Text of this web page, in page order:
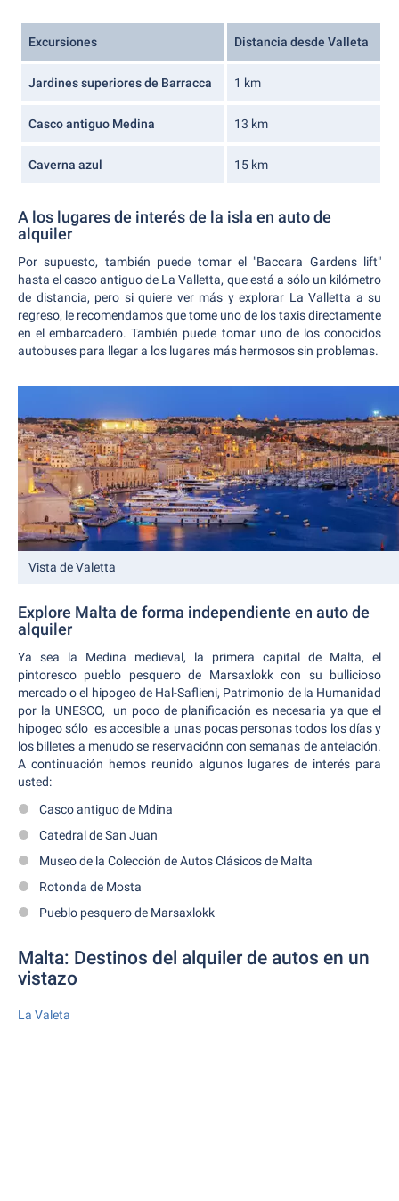
Excursiones Distancia desde Valleta
Jardines superiores de Barracca 1 km
Casco antiguo Medina 13 km
Caverna azul 15 km
A los lugares de interés de la isla en auto de
alquiler
Por supuesto, también puede tomar el "Baccara Gardens lift"
hasta el casco antiguo de La Valletta, que está a sólo un kilómetro
de distancia, pero si quiere ver más y explorar La Valletta a su
regreso, le recomendamos que tome uno de los taxis directamente
en el embarcadero. También puede tomar uno de los conocidos
autobuses para llegar a los lugares más hermosos sin problemas.
Vista de Valetta
Explore Malta de forma independiente en auto de
alquiler
Ya sea la Medina medieval, la primera capital de Malta, el
pintoresco pueblo pesquero de Marsaxlokk con su bullicioso
mercado o el hipogeo de Hal-Saflieni, Patrimonio de la Humanidad
por la UNESCO, un poco de planificación es necesaria ya que el
hipogeo sólo es accesible a unas pocas personas todos los días y
los billetes a menudo se reservaciónn con semanas de antelación.
A continuación hemos reunido algunos lugares de interés para
usted:
Casco antiguo de Mdina
Catedral de San Juan
Museo de la Colección de Autos Clásicos de Malta
Rotonda de Mosta
Pueblo pesquero de Marsaxlokk
Malta: Destinos del alquiler de autos en un
vistazo
La Valeta